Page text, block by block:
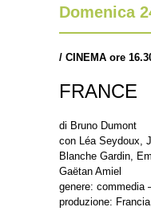
Domenica
/ CINEMA ore
FRANCE
di Bruno Dumont
con Léa Seydoux,
Blanche Gardin,
Gaëtan Amiel
genere: commedia
produzione: